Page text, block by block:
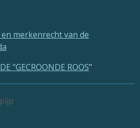
merkenrecht van de
DE "GECROONDE ROOS"